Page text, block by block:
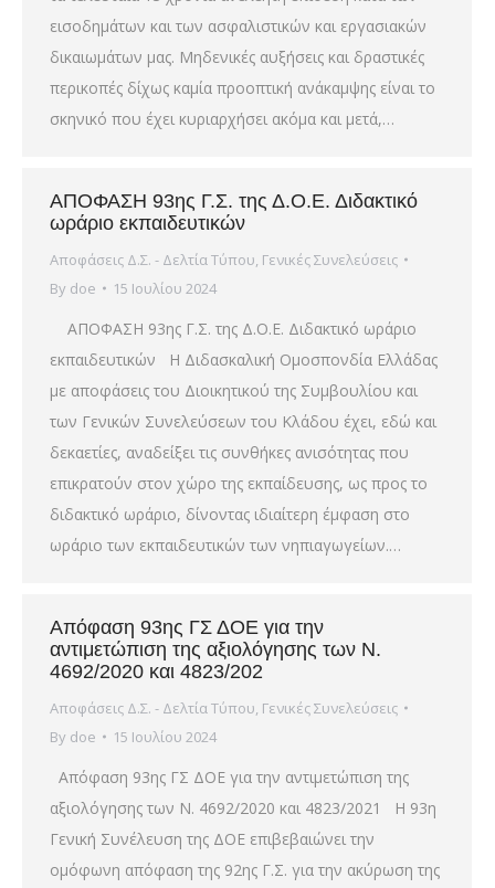
εισοδημάτων και των ασφαλιστικών και εργασιακών
δικαιωμάτων μας. Μηδενικές αυξήσεις και δραστικές
περικοπές δίχως καμία προοπτική ανάκαμψης είναι το
σκηνικό που έχει κυριαρχήσει ακόμα και μετά,…
ΑΠΟΦΑΣΗ 93ης Γ.Σ. της Δ.Ο.Ε. Διδακτικό
ωράριο εκπαιδευτικών
Αποφάσεις Δ.Σ. - Δελτία Τύπου, Γενικές Συνελεύσεις
By doe 15 Ιουλίου 2024
ΑΠΟΦΑΣΗ 93ης Γ.Σ. της Δ.Ο.Ε. Διδακτικό ωράριο
εκπαιδευτικών Η Διδασκαλική Ομοσπονδία Ελλάδας
με αποφάσεις του Διοικητικού της Συμβουλίου και
των Γενικών Συνελεύσεων του Κλάδου έχει, εδώ και
δεκαετίες, αναδείξει τις συνθήκες ανισότητας που
επικρατούν στον χώρο της εκπαίδευσης, ως προς το
διδακτικό ωράριο, δίνοντας ιδιαίτερη έμφαση στο
ωράριο των εκπαιδευτικών των νηπιαγωγείων.…
Απόφαση 93ης ΓΣ ΔΟΕ για την
αντιμετώπιση της αξιολόγησης των Ν.
4692/2020 και 4823/202
Αποφάσεις Δ.Σ. - Δελτία Τύπου, Γενικές Συνελεύσεις
By doe 15 Ιουλίου 2024
Απόφαση 93ης ΓΣ ΔΟΕ για την αντιμετώπιση της
αξιολόγησης των Ν. 4692/2020 και 4823/2021 Η 93η
Γενική Συνέλευση της ΔΟΕ επιβεβαιώνει την
ομόφωνη απόφαση της 92ης Γ.Σ. για την ακύρωση της